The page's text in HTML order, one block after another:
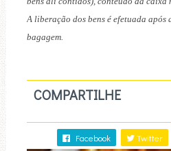
A liberação dos bens é efetuada
bagagem.
COMPARTILHE
Facebook Twitter